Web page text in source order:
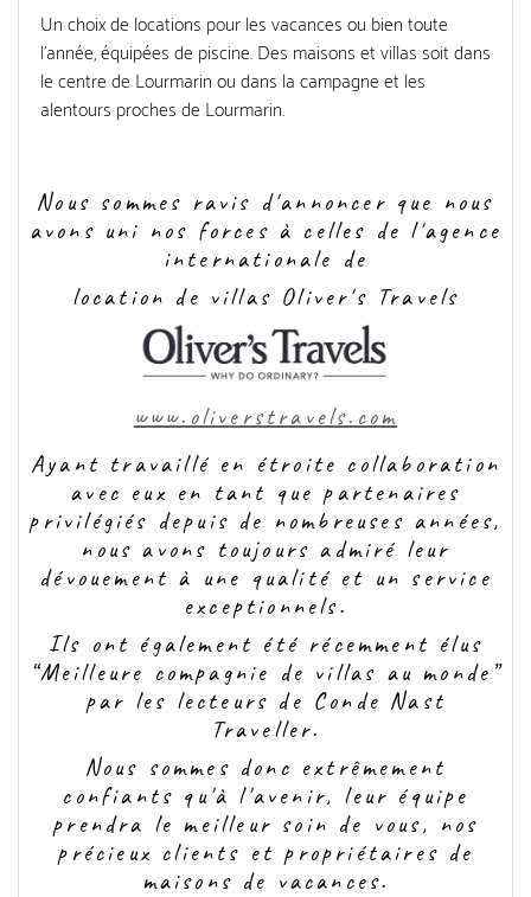
Un choix de locations pour les vacances ou bien toute
l'année, équipées de piscine. Des maisons et villas soit dans
le centre de Lourmarin ou dans la campagne et les
alentours proches de Lourmarin.
Nous sommes ravis d'annoncer que nous
avons uni nos forces à celles de l'agence
internationale de
location de villas Oliver's Travels
www.oliverstravels.com
Ayant travaillé en étroite collaboration
avec eux en tant que partenaires
privilégiés depuis de nombreuses années,
nous avons toujours admiré leur
dévouement à une qualité et un service
exceptionnels.
Ils ont également été récemment élus
“Meilleure compagnie de villas au monde”
par les lecteurs de Conde Nast
Traveller.
Nous sommes donc extrêmement
confiants qu'à l'avenir, leur équipe
prendra le meilleur soin de vous, nos
précieux clients et propriétaires de
maisons de vacances.